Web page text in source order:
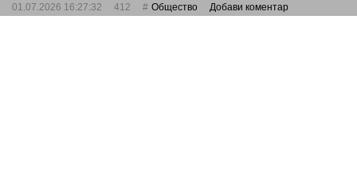
01.07.2026 16:27:32 412 Общество Добави коментар